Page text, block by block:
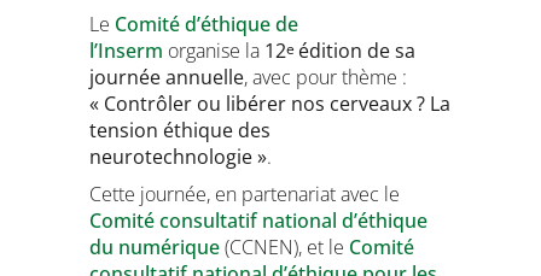
Le Comité d’éthique de
l’Inserm organise la 12e édition de sa
journée annuelle, avec pour thème :
« Contrôler ou libérer nos cerveaux ? La
tension éthique des
neurotechnologie ».
Cette journée, en partenariat avec le
Comité consultatif national d’éthique
du numérique(CCNEN), et le Comité